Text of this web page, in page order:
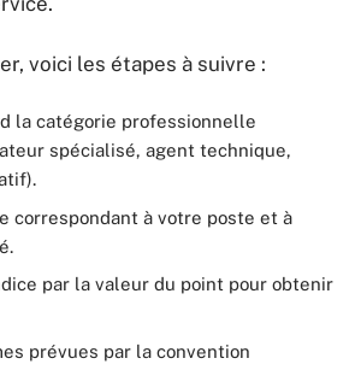
voici les étapes à suivre :
la catégorie professionnelle
spécialisé, agent technique,
correspondant à votre poste et à
par la valeur du point pour obtenir
prévues par la convention